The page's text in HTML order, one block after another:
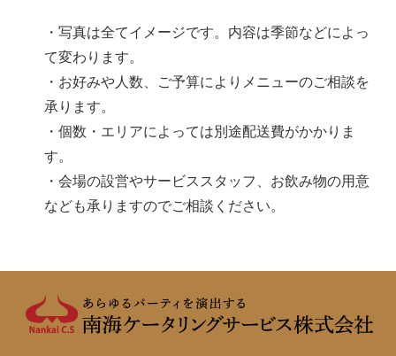
・写真は全てイメージです。内容は季節などによっ
て変わります。
・お好みや人数、ご予算によりメニューのご相談を
承ります。
・個数・エリアによっては別途配送費がかかりま
す。
・会場の設営やサービススタッフ、お飲み物の用意
なども承りますのでご相談ください。